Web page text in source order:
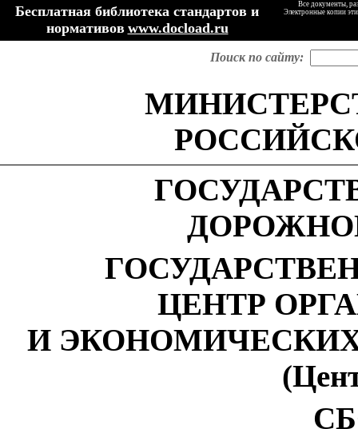
Бесплатная библиотека стандартов и
нормативов www.docload.ru
Все документы,
Электронные копии
Поиск по сайту:
ЦЕНТР
И